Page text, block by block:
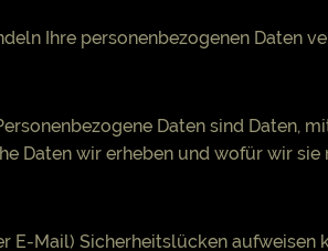
Ihre personenbezogenen Daten
Daten sind Daten,
Daten wir erheben und wofür wir sie
E-Mail) Sicherheitslücken aufweisen